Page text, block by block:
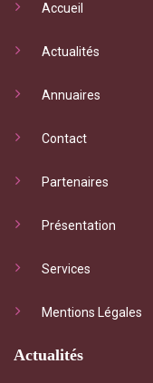
Accueil
Actualités
Annuaires
Contact
Partenaires
Présentation
Services
Mentions Légales
Actualités